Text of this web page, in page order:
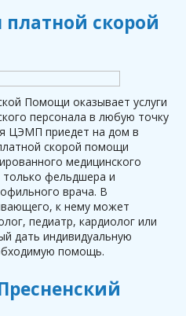
скорой
Помощи оказывает услуги
персонала в любую точку
ЦЭМП приедет на дом в
скорой помощи
медицинского
фельдшера и
врача. В
к нему может
педиатр, кардиолог или
дать индивидуальную
помощь.